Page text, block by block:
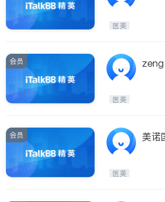
医美
会员
医美
会员 美诺
医美